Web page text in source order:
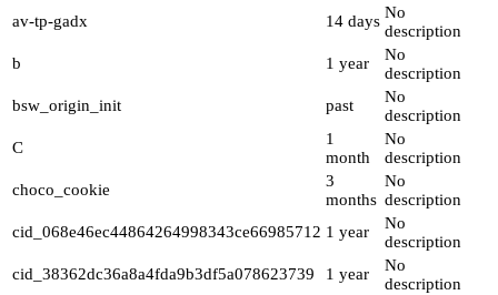
av-tp-gadx 14 days No
description
b
1 year
No
description
bsw_origin_init
past
No
description
C
1
month
No
description
choco_cookie
3
months
No
description
cid_068e46ec44864264998343ce66985712 1 year
No
description
cid_38362dc36a8a4fda9b3df5a078623739
1 year
No
description